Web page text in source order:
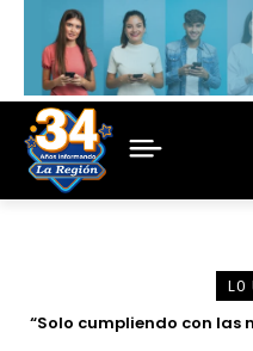
LO
“Solo cumpliendo con las
Discurso por el Día del